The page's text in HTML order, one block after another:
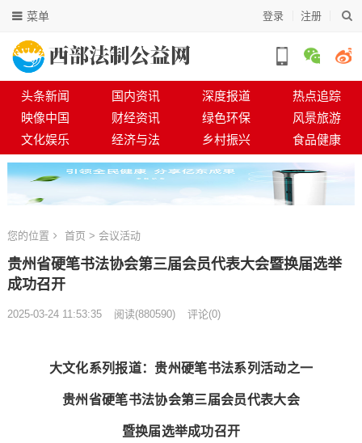
登录 注册
菜单
头条新闻 国内资讯 深度报道
热点追踪
映像中国
财经资讯 绿色环保
风景旅游
文化娱乐
经济与法 乡村振兴 食品健康
您的位置 首页 > 会议活动
贵州省硬笔书法协会第三届会员代表大会暨换届选举
成功召开
2025-03-24 11:53:35 阅读(880590) 评论(0)
大文化系列报道：贵州硬笔书法系列活动之一
贵州省硬笔书法协会第三届会员代表大会
暨换届选举成功召开